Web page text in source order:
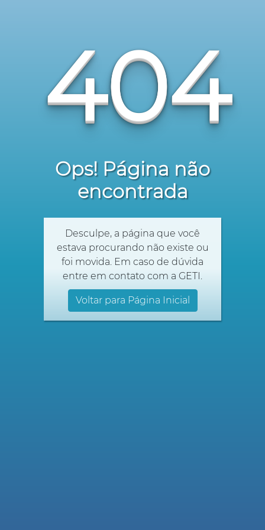
404
Ops! Página não
encontrada
Desculpe, a página que você
estava procurando não existe ou
foi movida. Em caso de dúvida
entre em contato com a GETI.
Voltar para Página Inicial